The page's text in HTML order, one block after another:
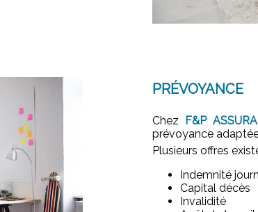
PRÉVOYANCE
Chez F&P
prévoyance
Plusieurs offres
Indemnité
Capital décès
Invalidité